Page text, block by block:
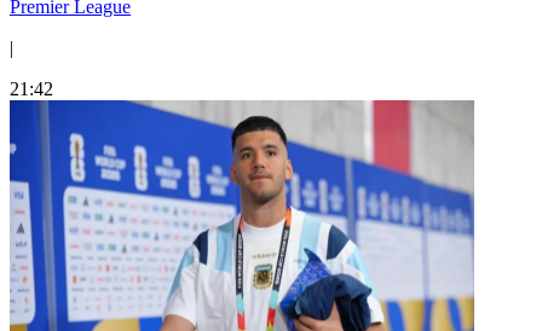
Premier League
|
21:42